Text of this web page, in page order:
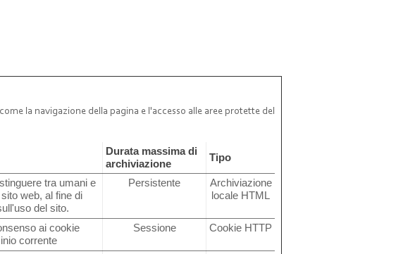
la navigazione della pagina e l'accesso alle aree protette del
Durata massima di
archiviazione
Tipo
tra umani e
web, al fine di
del sito.
Persistente
Archiviazione
locale HTML
ai cookie
corrente
Sessione Cookie HTTP